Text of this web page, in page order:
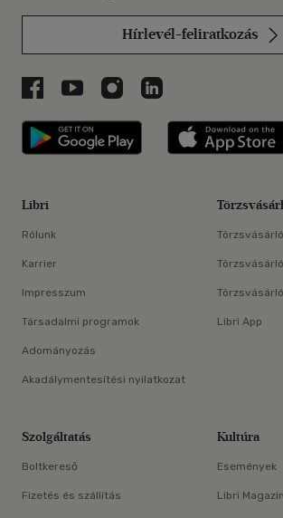
Hírlevél-feliratkozás
Libri a Facebookon
Libri a Youtube-on
Libri az Instagramon
Libri a LinkedInen
Libri applikáció
Libri
Rólunk
Karrier
Impresszum
Társadalmi programok
Adományozás
Akadálymentesítési nyilatkozat
Libri App
Szolgáltatás
Boltkereső
Fizetés és szállítás
Kultúra
Események
Libri Magazin